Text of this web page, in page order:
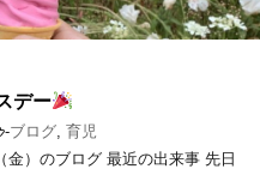
デー
-ブログ 育児
金）のブログ 最近の出来事 先日